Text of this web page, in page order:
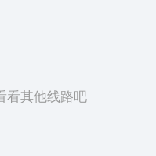
看其他线路吧